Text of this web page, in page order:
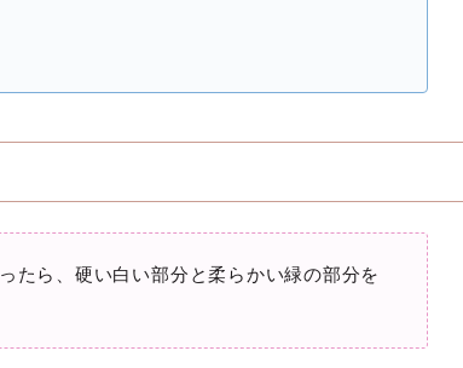
たら、硬い白い部分と柔らかい緑の部分を